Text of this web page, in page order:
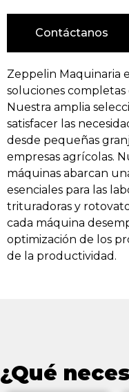
Contáctanos
Zeppelin Maquinaria
soluciones
Nuestra amplia
satisfacer las
desde pequeñas
empresas agrícolas.
máquinas abarcan
esenciales para las
trituradoras y
cada máquina
optimización de los
de la productividad.
¿Qué